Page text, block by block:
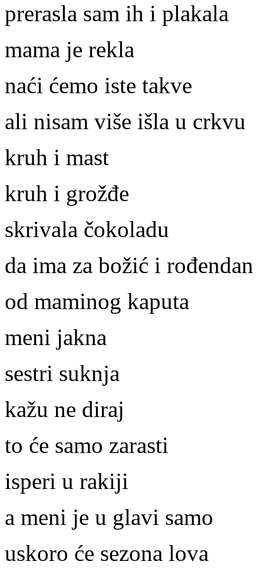
prerasla sam ih i plakala
mama je rekla
naći ćemo iste takve
ali nisam više išla u crkvu
kruh i mast
kruh i grožđe
skrivala čokoladu
da ima za božić i rođendan
od maminog kaputa
meni jakna
sestri suknja
kažu ne diraj
to će samo zarasti
isperi u rakiji
a meni je u glavi samo
uskoro će sezona lova